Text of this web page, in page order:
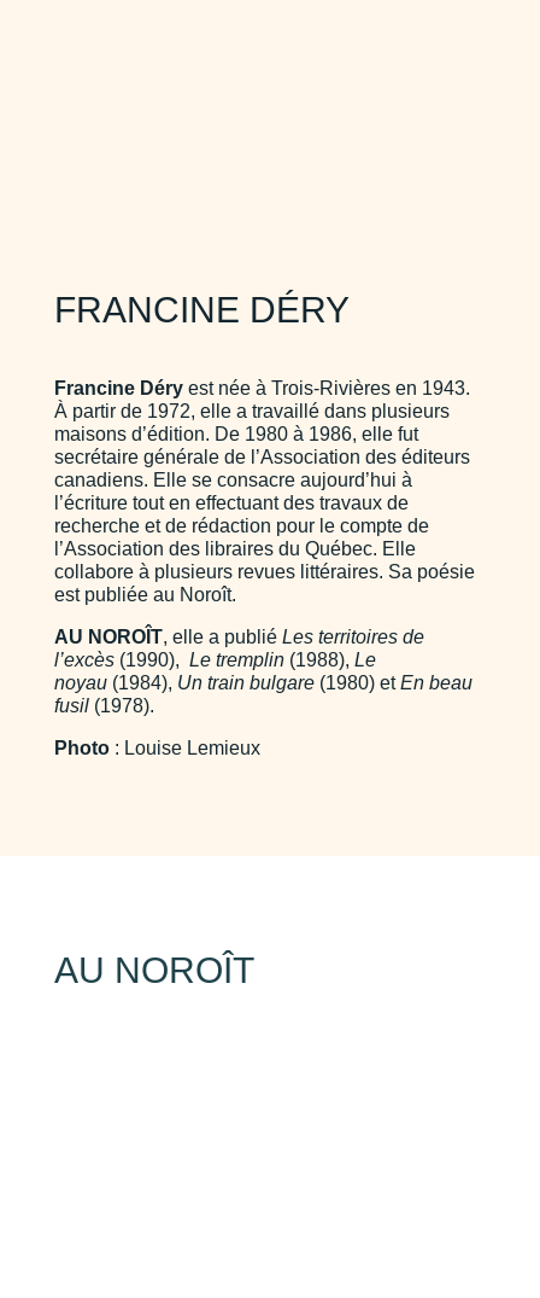
FRANCINE DÉRY
Francine Déryest née à Trois-Rivières en 1943.
À partir de 1972, elle a travaillé dans plusieurs
maisons d’édition. De 1980 à 1986, elle fut
secrétaire générale de l’Association des éditeurs
canadiens. Elle se consacre aujourd’hui à
l’écriture tout en effectuant des travaux de
recherche et de rédaction pour le compte de
l’Association des libraires du Québec. Elle
collabore à plusieurs revues littéraires. Sa poésie
est publiée au Noroît.
AU NOROÎT, elle a publié Les territoires de
l’excès (1990), Le tremplin(1988), Le
noyau(1984), Un train bulgare (1980) etEn beau
fusil (1978).
Photo: Louise Lemieux
AU NOROÎT